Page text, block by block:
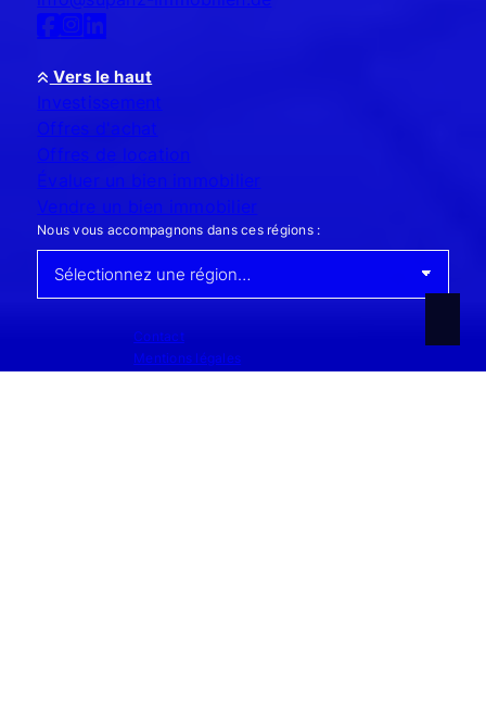
Nous vous accompagnons dans ces régions :
Vers le haut
Investissement
Offres d'achat
Offres de location
Évaluer un bien immobilier
Vendre un bien immobilier
Contact
Mentions légales